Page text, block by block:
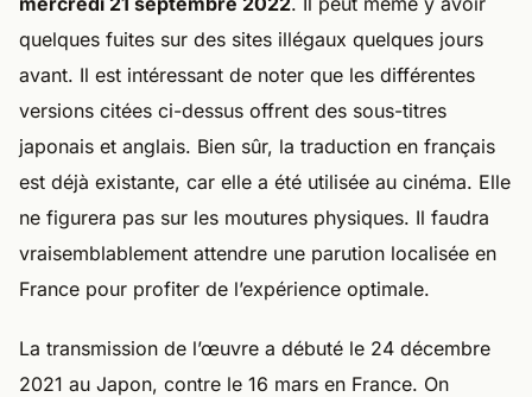
quelques fuites sur des sites illégaux quelques jours
avant. Il est intéressant de noter que les différentes
versions citées ci-dessus offrent des sous-titres
japonais et anglais. Bien sûr, la traduction en français
est déjà existante, car elle a été utilisée au cinéma. Elle
ne figurera pas sur les moutures physiques. Il faudra
vraisemblablement attendre une parution localisée en
France pour profiter de l’expérience optimale.
La transmission de l’œuvre a débuté le 24 décembre
2021 au Japon, contre le 16 mars en France. On